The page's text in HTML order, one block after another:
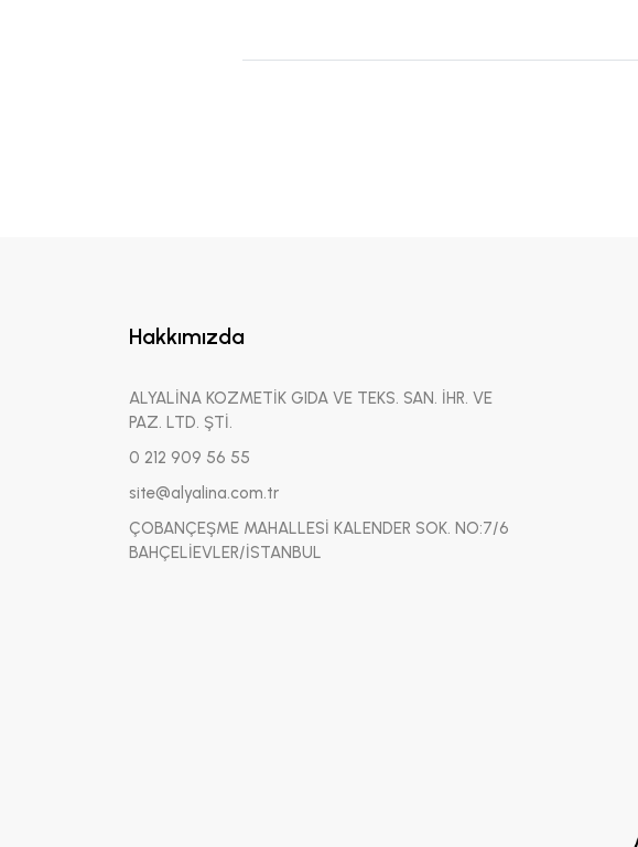
Hakkımızda
ALYALİNA KOZMETİK GIDA VE TEKS. SAN. İHR. VE
PAZ. LTD. ŞTİ.
0 212 909 56 55
site@alyalina.com.tr
ÇOBANÇEŞME MAHALLESİ KALENDER SOK. NO:7/6
BAHÇELİEVLER/İSTANBUL